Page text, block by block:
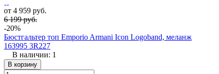
от 4 959 руб.
6 199 руб.
-20%
Бюстгальтер топ Emporio Armani Icon Logoband, меланж
163995 3R227
В наличии: 1
В корзину